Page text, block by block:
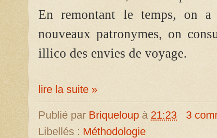
En remontant le temps, on
nouveaux patronymes, on
illico des envies de voyage.
lire la suite »
Publié par Briqueloup à 21:23
3
Libellés : Méthodologie